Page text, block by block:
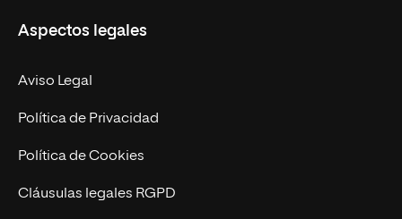
Doctorados
Experto Universitario
Postgrados
Cursos Universitarios
Facultades
Nuestro Equipo
Trabaja en UNIR
Actualidad
UNIR Revista
Aspectos legales
Aviso Legal
Política de Privacidad
Política de Cookies
Cláusulas legales RGPD